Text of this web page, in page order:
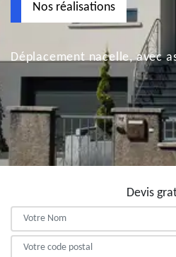
Nos réalisations
Déplacement nacelle, avec
Devis